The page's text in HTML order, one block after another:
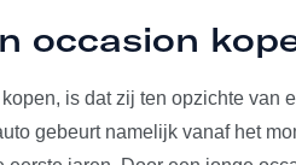
occasion
is dat zij ten opzichte van
gebeurt namelijk vanaf het